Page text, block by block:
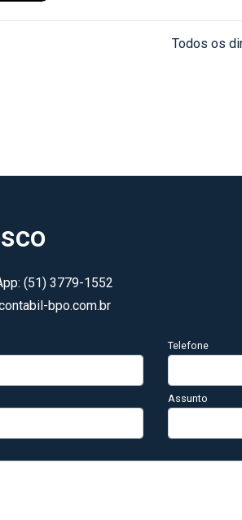
Todos os
(51) 3779-1552
bpo.com.br
Telefone
Assunto